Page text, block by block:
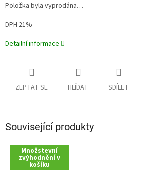
Položka byla vyprodána…
DPH 21%
Detailní informace
ZEPTAT SE HLÍDAT SDÍLET
Související produkty
Množstevní
zvýhodnění v
košíku